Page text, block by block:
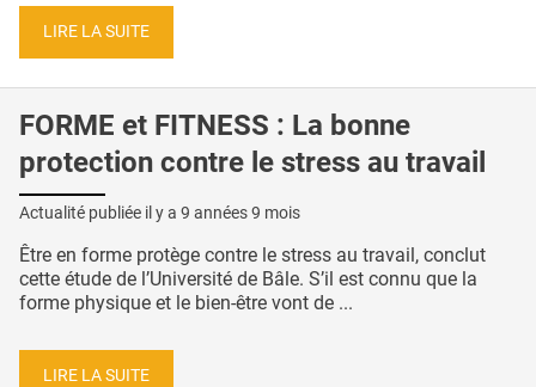
LIRE LA SUITE
FORME et FITNESS : La bonne
protection contre le stress au travail
Actualité publiée il y a 9 années 9 mois
Être en forme protège contre le stress au travail, conclut
cette étude de l’Université de Bâle. S’il est connu que la
forme physique et le bien-être vont de ...
LIRE LA SUITE